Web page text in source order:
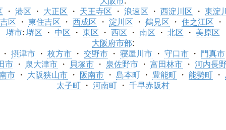
港区 大正区 天王寺区 浪速区 西淀川区 東淀
区
東住吉区 西成区 淀川区 鶴見区 住之江区
堺市: 堺区 中区 東区 西区 南区 北区
美原区
大阪府市部:
摂津市
枚方市 交野市 寝屋川市 守口市 門真市
市
泉大津市 貝塚市 泉佐野市 富田林市 河内長
市
大阪狭山市 阪南市 島本町 豊能町 能勢町
太子町
河南町 千早赤阪村